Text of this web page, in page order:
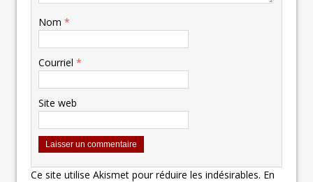
Nom *
Courriel *
Site web
Ce site utilise Akismet pour réduire les indésirables. En